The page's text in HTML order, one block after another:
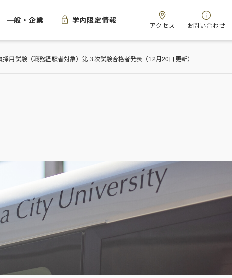
一般・企業 学内限定情報
アクセス お問い合わせ
試験（職務経験者対象）第３次試験合格者発表（12月20日更新）